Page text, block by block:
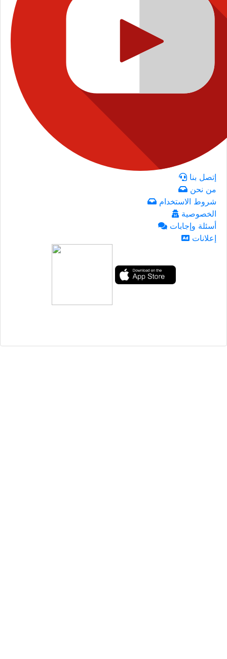
إتصل بنا
من نحن
شروط الاستخدام
الخصوصية
أسئلة وإجابات
إعلانات